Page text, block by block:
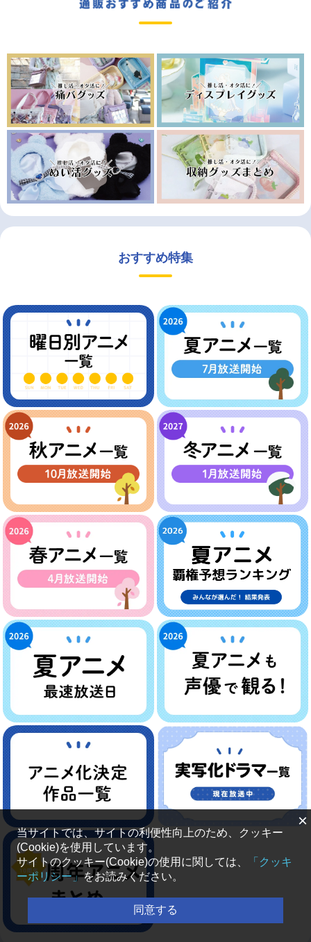
おすすめ特集
×
当サイトでは、サイトの利便性向上のため、クッキー
(Cookie)を使用しています。
サイトのクッキー(Cookie)の使用に関しては、
「クッキ
ーポリシー」をお読みください。
同意する